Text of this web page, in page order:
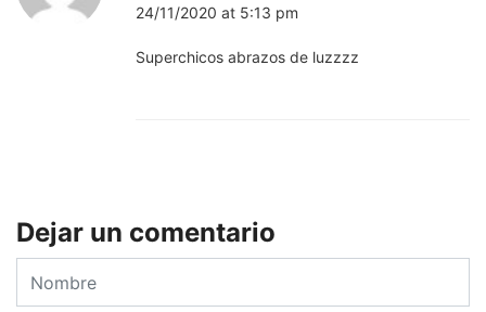
24/11/2020 at 5:13 pm
Superchicos abrazos de luzzzz
Dejar un comentario